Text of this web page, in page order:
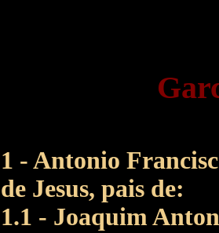
1 - Antonio
de Jesus, pais de:
1.1 - Joaquim